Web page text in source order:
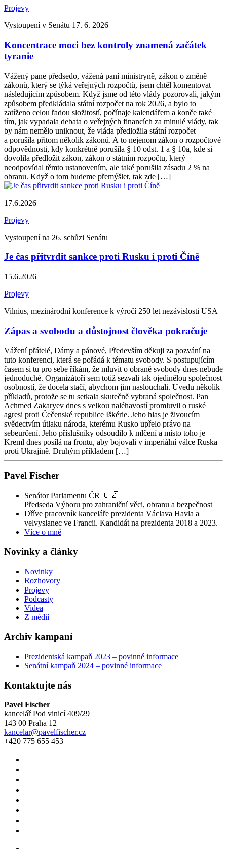
Projevy
Vystoupení v Senátu 17. 6. 2026
Koncentrace moci bez kontroly znamená začátek
tyranie
Vážený pane předsedo, vážená paní ministryně, zákon o změně
zákonů, který se týká veřejných rozpočtů, jsem chtěl komentovat
následujícím způsobem. Když jsme od této vlády pozorovali, jakým
způsobem předkládala státní rozpočet na rok 2026, a bylo to
zatíženo celou řadou složitostí, počínaje kalendářem a konče také
tím, jak vypadala debata o veřejných financích za minulé vlády, tak
by nám nemělo uniknout, že vláda předložila státní rozpočet
a porušila přitom několik zákonů. A to nejenom zákon o rozpočtové
odpovědnosti, kdy konkrétně porušila § 10 odst. 1 a § 10a, kde si
dovolila předložit zákon, zákon o státním rozpočtu, který
neodpovídal těmto ustanovením, ale také porušila zásadu 2 % na
obranu. Když o tom budeme přemýšlet, tak zde […]
17.6.2026
Projevy
Vystoupení na 26. schůzi Senátu
Je čas přitvrdit sankce proti Rusku i proti Číně
15.6.2026
Projevy
Vilnius, mezinárodní konference k výročí 250 let nezávislosti USA
Zápas a svobodu a důstojnost člověka pokračuje
Vážení přátelé, Dámy a pánové, Především děkuji za pozvání na
tuto konferenci, která se pořádá k tématu svobody. S postupujícím
časem si tu pro sebe říkám, že mluvit o obraně svobody dnes nebude
jednoduché. Organizátoři sem totiž sezvali tak ojedinělou společnost
osobností, že docela stačí, abychom jim naslouchali. Uvedu několik
příkladů, protože se tu setkala skutečně vybraná společnost. Pan
Achmed Zakaryev dnes s velkou naléhavostí promluvil o ruské
agresi proti Čečenské republice Iškérie. Jeho hlas je živoucím
svědectvím útlaku národa, kterému Rusko upřelo právo na
sebeurčení. Jeho příslušníky odsoudilo k mlčení a místo toho je
Kreml dnes posílá na frontu, aby bojovali v imperiální válce Ruska
proti Ukrajině. Druhým příkladem […]
Pavel Fischer
Senátor Parlamentu ČR 🇨🇿
Předseda Výboru pro zahraniční věci, obranu a bezpečnost
Dříve pracovník kanceláře prezidenta Václava Havla a
velvyslanec ve Francii. Kandidát na prezidenta 2018 a 2023.
Více o mně
Novinky a články
Novinky
Rozhovory
Projevy
Podcasty
Videa
Z médií
Archiv kampaní
Prezidentská kampaň 2023 – povinné informace
Senátní kampaň 2024 – povinné informace
Kontaktujte nás
Pavel Fischer
kancelář Pod vinicí 409/29
143 00 Praha 12
kancelar@pavelfischer.cz
+420 775 655 453